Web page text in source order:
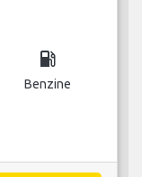
local_gas_station
Benzine